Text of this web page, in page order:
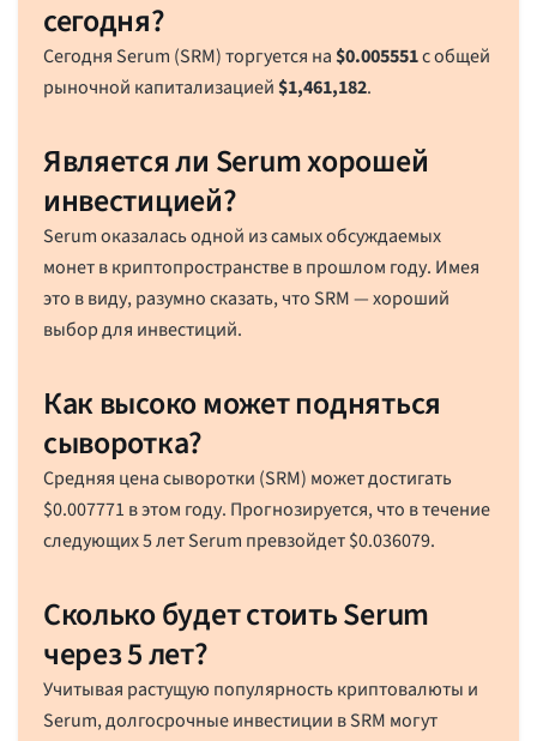
сегодня?
Сегодня Serum (SRM) торгуется на$0.005551с общей
рыночной капитализацией$1,461,182.
Является ли Serum хорошей
инвестицией?
Serum оказалась одной из самых обсуждаемых
монет в криптопространстве в прошлом году. Имея
это в виду, разумно сказать, что SRM — хороший
выбор для инвестиций.
Как высоко может подняться
сыворотка?
Средняя цена сыворотки (SRM) может достигать
$0.007771 в этом году. Прогнозируется, что в течение
следующих 5 лет Serum превзойдет$0.036079.
Сколько будет стоить Serum
через 5 лет?
Учитывая растущую популярность криптовалюты и
Serum, долгосрочные инвестиции в SRM могут